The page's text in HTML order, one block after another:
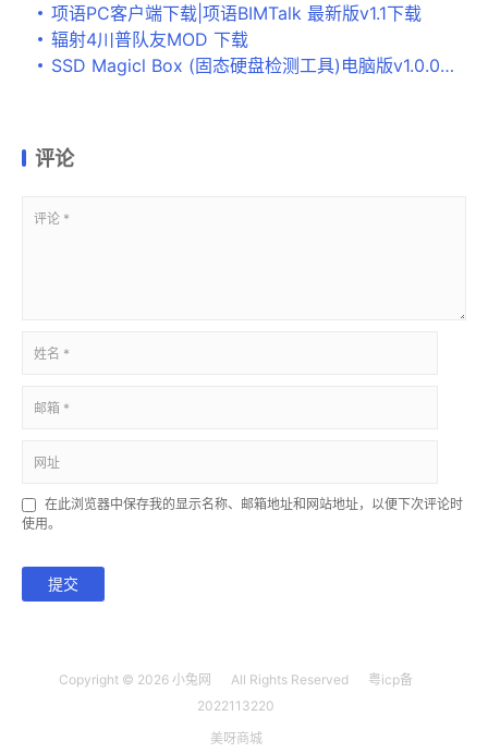
项语PC客户端下载|项语BIMTalk 最新版v1.1下载
辐射4川普队友MOD 下载
SSD Magicl Box (固态硬盘检测工具)电脑版v1.0.0下载
评论
在此浏览器中保存我的显示名称、邮箱地址和网站地址，以便下次评论时
使用。
提交
Copyright © 2026 小兔网 All Rights Reserved
粤icp备
2022113220
美呀商城